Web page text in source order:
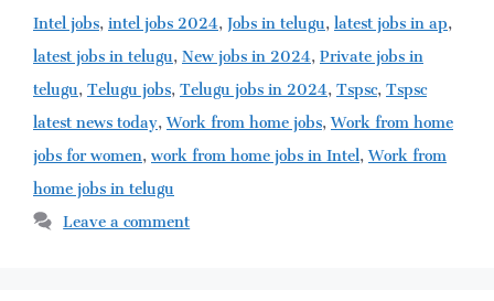
Intel jobs,intel jobs 2024,Jobs in telugu,latest jobs in ap,
latest jobs in telugu,New jobs in 2024,Private jobs in
telugu,Telugu jobs,Telugu jobs in 2024,Tspsc,Tspsc
latest news today,Work from home jobs,Work from home
jobs for women,work from home jobs in Intel,Work from
home jobs in telugu
Leave a comment